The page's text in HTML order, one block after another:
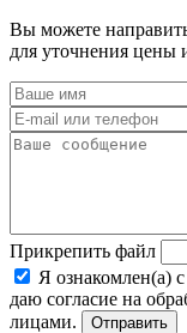
Вы можете
для уточнения цены
Прикрепить файл
Я ознакомлен(а) с
даю согласие на
лицами.
Отправить